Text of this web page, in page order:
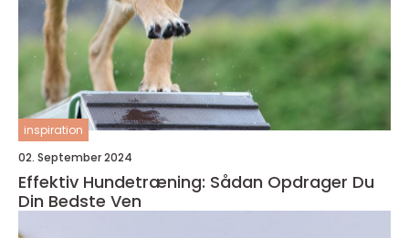
inspiration
02. September 2024
Effektiv Hundetræning: Sådan Opdrager Du
Din Bedste Ven